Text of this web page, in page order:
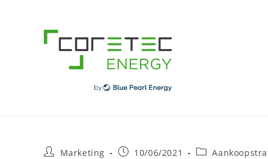
PostMarketing
Post10/06/2021
Post